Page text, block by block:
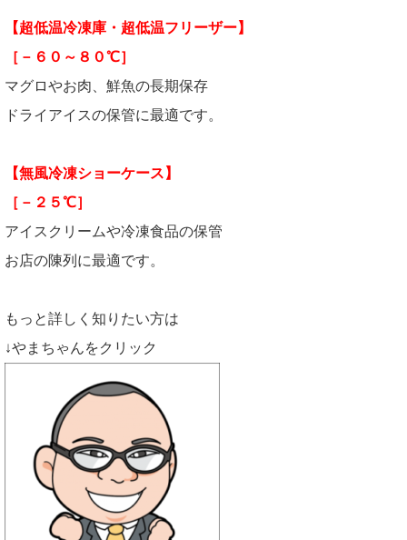
【超低温冷凍庫・超低温フリーザー】
［－６０～８０℃］
マグロやお肉、鮮魚の長期保存
ドライアイスの保管に最適です。
【無風冷凍ショーケース】
［－２５℃］
アイスクリームや冷凍食品の保管
お店の陳列に最適です。
もっと詳しく知りたい方は
↓やまちゃんをクリック